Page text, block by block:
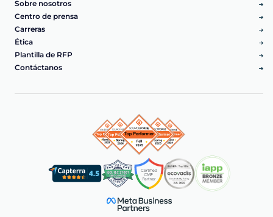
Sobre nosotros
Centro de prensa
Carreras
Ética
Plantilla de RFP
Contáctanos